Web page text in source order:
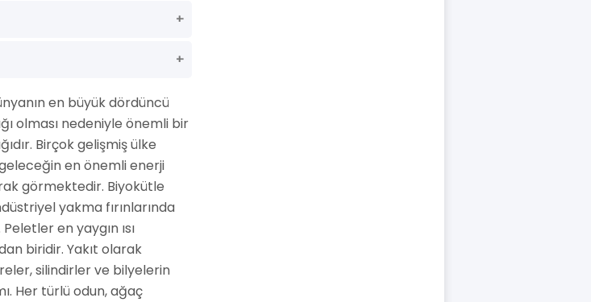
en büyük dördüncü
olması nedeniyle önemli bir
Birçok gelişmiş ülke
en önemli enerji
görmektedir. Biyokütle
yakma fırınlarında
en yaygın ısı
biridir. Yakıt olarak
silindirler ve bilyelerin
Her türlü odun, ağaç